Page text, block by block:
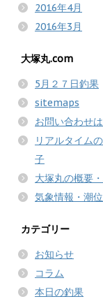
2016年4月
2016年3月
大塚丸.com
5月２７日釣果
sitemaps
お問い合わせ
リアルタイム
子
大塚丸の概要
気象情報・潮
カテゴリー
お知らせ
コラム
本日の釣果